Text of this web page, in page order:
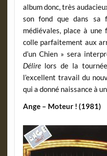
album donc, très
son fond que dans sa
médiévales, place à
colle parfaitement aux
d’un Chien » sera
Délirelors de la tournée
l’excellent travail du
qui a donné naissance à
Ange – Moteur ! (1981)